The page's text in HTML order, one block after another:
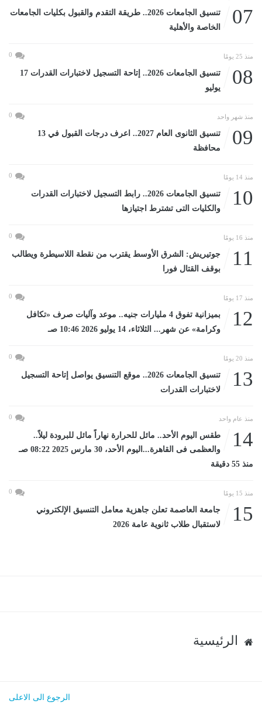
07
تنسيق الجامعات 2026.. طريقة التقدم والقبول بكليات الجامعات
الخاصة والأهلية
منذ 25 يومًا 0
08
تنسيق الجامعات 2026.. إتاحة التسجيل لاختبارات القدرات 17
يوليو
منذ شهر واحد 0
09
تنسيق الثانوى العام 2027.. اعرف درجات القبول في 13
محافظة
منذ 14 يومًا 0
10
تنسيق الجامعات 2026.. رابط التسجيل لاختبارات القدرات
والكليات التى تشترط اجتيازها
منذ 16 يومًا 0
11
جوتيريش: الشرق الأوسط يقترب من نقطة اللاسيطرة ويطالب
بوقف القتال فورا
منذ 17 يومًا 0
12
بميزانية تفوق 4 مليارات جنيه.. موعد وآليات صرف «تكافل
وكرامة» عن شهر... الثلاثاء، 14 يوليو 2026 10:46 صـ
منذ 20 يومًا 0
13
تنسيق الجامعات 2026.. موقع التنسيق يواصل إتاحة التسجيل
لاختبارات القدرات
منذ عام واحد 0
14
طقس اليوم الأحد.. مائل للحرارة نهاراً مائل للبرودة ليلاً..
والعظمى فى القاهرة...اليوم الأحد، 30 مارس 2025 08:22 صـ
منذ 55 دقيقة
منذ 15 يومًا 0
15
جامعة العاصمة تعلن جاهزية معامل التنسيق الإلكتروني
لاستقبال طلاب ثانوية عامة 2026
الرئيسية
الرجوع الى الاعلى